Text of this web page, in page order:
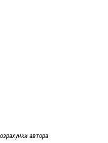
автора